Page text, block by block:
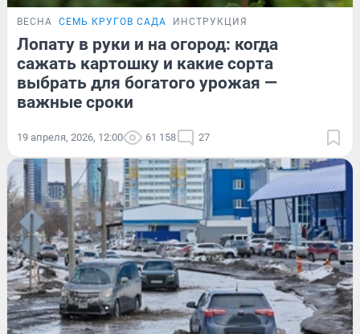
ВЕСНА СЕМЬ КРУГОВ САДА ИНСТРУКЦИЯ
Лопату в руки и на огород: когда
сажать картошку и какие сорта
выбрать для богатого урожая —
важные сроки
19 апреля, 2026, 12:00 61 158 27